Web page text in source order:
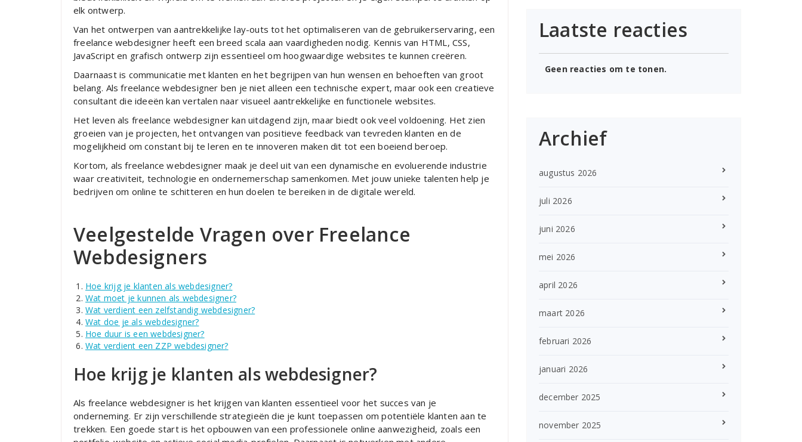
elk ontwerp.
Van het ontwerpen van aantrekkelijke lay-outs tot het optimaliseren van de gebruikerservaring, een
freelance webdesigner heeft een breed scala aan vaardigheden nodig. Kennis van HTML, CSS,
JavaScript en grafisch ontwerp zijn essentieel om hoogwaardige websites te kunnen creëren.
Daarnaast is communicatie met klanten en het begrijpen van hun wensen en behoeften van groot
belang. Als freelance webdesigner ben je niet alleen een technische expert, maar ook een creatieve
consultant die ideeën kan vertalen naar visueel aantrekkelijke en functionele websites.
Het leven als freelance webdesigner kan uitdagend zijn, maar biedt ook veel voldoening. Het zien
groeien van je projecten, het ontvangen van positieve feedback van tevreden klanten en de
mogelijkheid om constant bij te leren en te innoveren maken dit tot een boeiend beroep.
Kortom, als freelance webdesigner maak je deel uit van een dynamische en evoluerende industrie
waar creativiteit, technologie en ondernemerschap samenkomen. Met jouw unieke talenten help je
bedrijven om online te schitteren en hun doelen te bereiken in de digitale wereld.
Veelgestelde Vragen over Freelance
Webdesigners
Hoe krijg je klanten als webdesigner?
Wat moet je kunnen als webdesigner?
Wat verdient een zelfstandig webdesigner?
Wat doe je als webdesigner?
Hoe duur is een webdesigner?
Wat verdient een ZZP webdesigner?
Hoe krijg je klanten als webdesigner?
Als freelance webdesigner is het krijgen van klanten essentieel voor het succes van je
onderneming. Er zijn verschillende strategieën die je kunt toepassen om potentiële klanten aan te
trekken. Een goede start is het opbouwen van een professionele online aanwezigheid, zoals een
Laatste reacties
Geen reacties om te tonen.
Archief
augustus 2026
juli 2026
juni 2026
mei 2026
april 2026
maart 2026
februari 2026
januari 2026
december 2025
november 2025